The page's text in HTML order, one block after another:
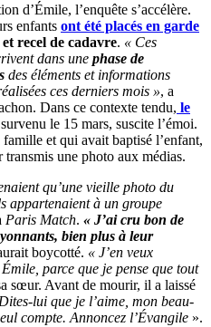
d’Émile, l’enquête s’accélère.
enfants ont été placés en garde
recel de cadavre. « Ces
dans une phase de
des éléments et informations
ces derniers mois », a
Dans ce contexte tendu, le
le 15 mars, suscite l’émoi.
et qui avait baptisé l’enfant,
transmis une photo aux médias.
qu’une vieille photo du
appartenaient à un groupe
Paris Match. « J’ai cru bon de
bien plus à leur
boycotté. « J’en veux
parce que je pense que tout
sœur. Avant de mourir, il a laissé
lui que je l’aime, mon beau-
compte. Annoncez l’Évangile ».